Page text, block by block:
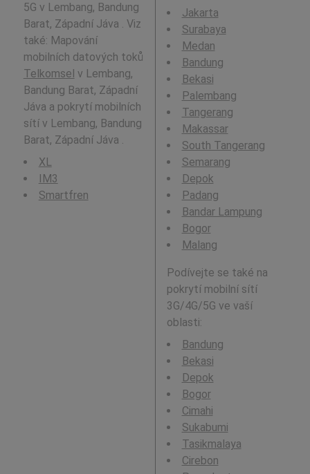
5G v Lembang, Bandung
Barat, Západní Jáva . Viz
také: Mapování
mobilních datových toků
Telkomsel v Lembang,
Bandung Barat, Západní
Jáva a pokrytí mobilních
sítí v Lembang, Bandung
Barat, Západní Jáva .
XL
IM3
Smartfren
Jakarta
Surabaya
Medan
Bandung
Bekasi
Palembang
Tangerang
Makassar
South Tangerang
Semarang
Depok
Padang
Bandar Lampung
Bogor
Malang
Podívejte se také na
pokrytí mobilní sítí
3G/4G/5G ve vaší
oblasti:
Bandung
Bekasi
Depok
Bogor
Cimahi
Sukabumi
Tasikmalaya
Cirebon